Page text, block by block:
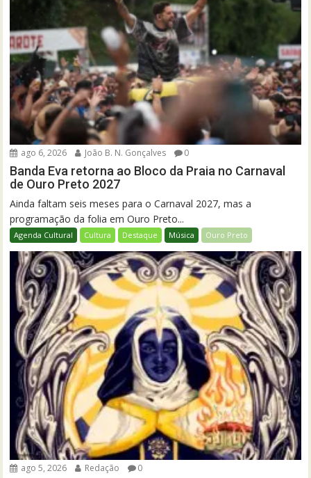
ago 6, 2026 João B. N. Gonçalves 0
Banda Eva retorna ao Bloco da Praia no Carnaval
de Ouro Preto 2027
Ainda faltam seis meses para o Carnaval 2027, mas a
programação da folia em Ouro Preto...
Agenda Cultural Cultura Destaque Música Ouro Preto
ago 5, 2026 Redação 0